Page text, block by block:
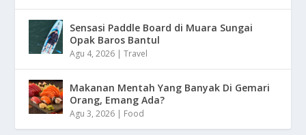
Sensasi Paddle Board di Muara Sungai
Opak Baros Bantul
Agu 4, 2026 |Travel
Makanan Mentah Yang Banyak Di Gemari
Orang, Emang Ada?
Agu 3, 2026 | Food